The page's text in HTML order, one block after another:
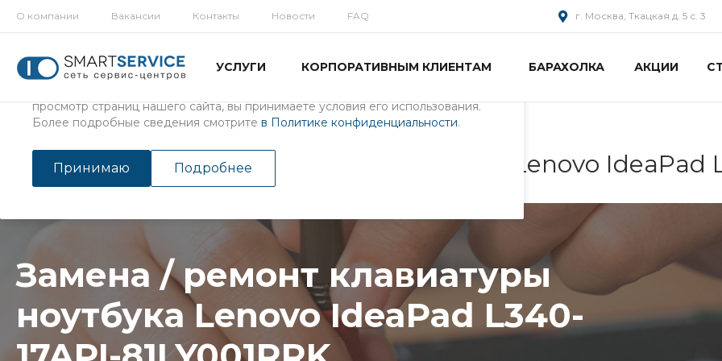
Мы используем файлы cookie, разработанные нашими специалистами и
просмотр страниц нашего сайта, вы принимаете условия его использования.
Более подробные сведения смотрите в Политике конфиденциальности.
Принимаю Подробнее
О компании Вакансии Контакты Новости FAQ г. Москва, Ткацкая д. 5 с. 3
УСЛУГИ КОРПОРАТИВНЫМ КЛИЕНТАМ БАРАХОЛКА АКЦИИ
Замена / ремонт клавиатуры ноутбука Lenovo IdeaPad
Замена / ремонт клавиатуры
ноутбука Lenovo IdeaPad L340-